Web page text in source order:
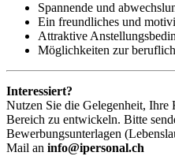
Spannende und
Ein freundliches und
Attraktive
Möglichkeiten zur
Interessiert?
Nutzen Sie die Gelegenheit, Ihre
Bereich zu entwickeln. Bitte
Bewerbungsunterlagen
Mail an info@ipersonal.ch